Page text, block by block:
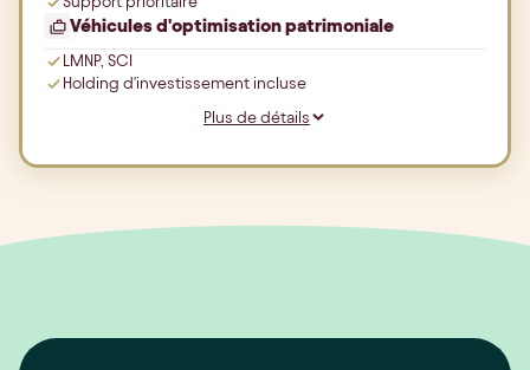
Véhicules d'optimisation patrimoniale
LMNP, SCI
Holding d'investissement incluse
Plus de détails